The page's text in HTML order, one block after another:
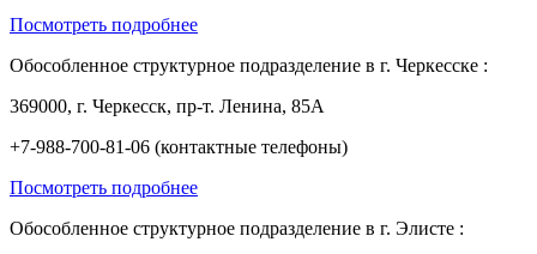
Посмотреть подробнее
Обособленное структурное подразделение в г. Черкесске :
369000, г. Черкесск, пр-т. Ленина, 85А
+7-988-700-81-06 (контактные телефоны)
Посмотреть подробнее
Обособленное структурное подразделение в г. Элисте :